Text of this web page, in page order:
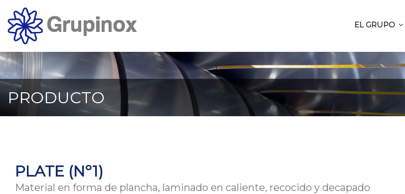
contenido
principal
la
página
EL GRUPO
PRODUCTO
PLATE (Nº1)
Material en forma de plancha, laminado en caliente, recocido y decapado